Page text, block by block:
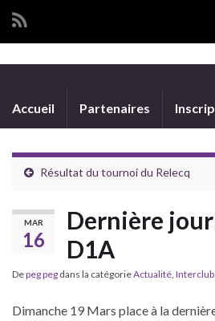
Accueil Partenaires
Résultat du tournoi du Relecq
MAR
16
Dernière
D1A
Depeg peg dans la catégorieActualité,
Dimanche 19 Mars place à la